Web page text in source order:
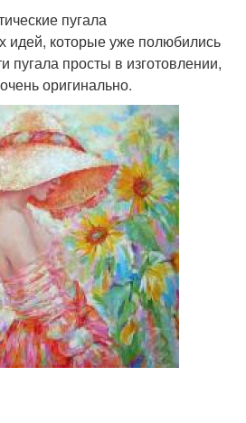
пугала
идей, которые уже полюбились
пугала просты в изготовлении,
оригинально.